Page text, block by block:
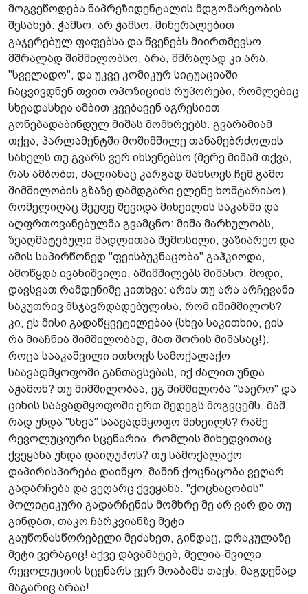
მოგვეწოდება ნაპრეზიდენტალის მდგომარეობის
შესახებ: ჭამსო, არ ჭამსო, მინერალებით
გაჯერებულ ფაფებსა და წვენებს მიირთმევსო,
მშრალად შიმშილობსო, არა, მშრალად კი არა,
"სველადო", და უკვე კომიკურ სიტუაციაში
ჩაცვივდნენ თვით ოპოზიციის რუპორები, რომლებიც
სხვადასხვა ამბით კვებავენ აგრესიით
გონებადაბინდულ მიშას მომხრეებს. გვარამიამ
თქვა, პარლამენტში მოშიმშილე თანამებრძოლის
სახელს თუ გვარს ვერ იხსენებსო (მერე მიშამ თქვა,
რას ამბობთ, ძალიანაც კარგად მახსოვს ჩემ გამო
შიმშილობის გზაზე დამდგარი ელენე ხოშტარიაო),
რომელიღაც მეუფე შევიდა მიხეილის საკანში და
აღფრთოვანებულმა გვამცნო: მიშა მარხულობს,
ზეაღმატებული მადლითაა შემოსილი, ვაზიარეო და
ამის საპირწონედ "ფეისბუკნაცობა" გაჰკიოდა,
ამოწყდა ივანიშვილი, აშიმშილებს მიშასო. მოდი,
დავსვათ რამდენიმე კითხვა: არის თუ არა არჩევანი
საკუთრივ მსჯავრდადებულისა, რომ იშიმშილოს?
კი, ეს მისი გადაწყვეტილებაა (სხვა საკითხია, ვის
რა მიაჩნია შიმშილობად, მათ შორის მიშასაც!).
როცა სააკაშვილი ითხოვს სამოქალაქო
საავადმყოფოში განთავსებას, იქ ძალით უნდა
აჭამონ? თუ შიმშილობაა, ეგ შიმშილობა "საერო" და
ციხის საავადმყოფოში ერთ შედეგს მოგვცემს. მაშ,
რად უნდა "სხვა" საავადმყოფო მიხეილს? რამე
რევოლუციური სცენარია, რომლის მიხედვითაც
ქვეყანა უნდა დაიღუპოს? თუ სამოქალაქო
დაპირისპირება დაიწყო, მაშინ ქოცნაცობა ვეღარ
გადარჩება და ვეღარც ქვეყანა. "ქოცნაცობის"
პოლიტიკური გადარჩენის მომხრე მე არ ვარ და თუ
გინდათ, თაკო ჩარკვიანზე მეტი
გაუწონასწორებელი მეძახეთ, გინდაც, დრაკულაზე
მეტი ვერაგიც! აქვე დავამატებ, მელია-შვილი
რევოლუციის სცენარს ვერ მოაბამს თავს, მაგდენად
მაგარიც არაა!